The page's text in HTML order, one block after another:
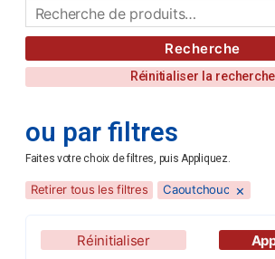
Recherche
Réinitialiser la recherche
ou par filtres
Faites votre choix de filtres, puis Appliquez.
Retirer tous les filtres Caoutchouc ×
Réinitialiser